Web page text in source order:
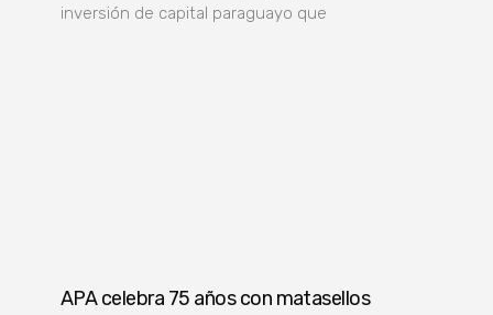
inversión de capital paraguayo que
APA celebra 75 años con matasellos